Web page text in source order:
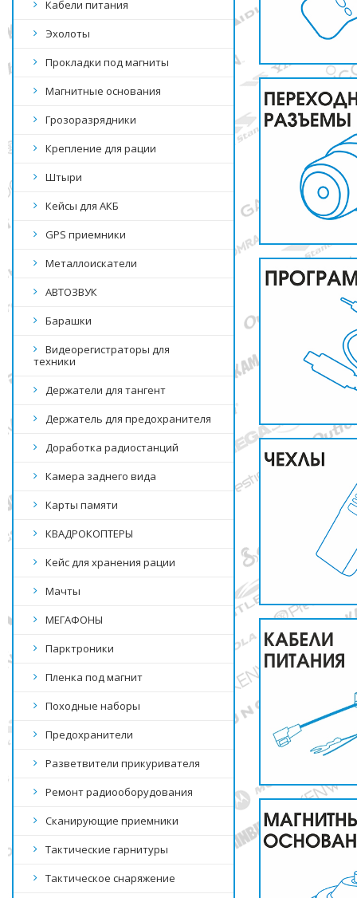
Кабели питания
Эхолоты
Прокладки под магниты
Магнитные основания
Грозоразрядники
Крепление для рации
Штыри
Кейсы для АКБ
GPS приемники
Металлоискатели
АВТОЗВУК
Барашки
Видеорегистраторы для
техники
Держатели для тангент
Держатель для предохранителя
Доработка радиостанций
Камера заднего вида
Карты памяти
КВАДРОКОПТЕРЫ
Кейс для хранения рации
Мачты
МЕГАФОНЫ
Парктроники
Пленка под магнит
Походные наборы
Предохранители
Разветвители прикуривателя
Ремонт радиооборудования
Сканирующие приемники
Тактические гарнитуры
Тактическое снаряжение